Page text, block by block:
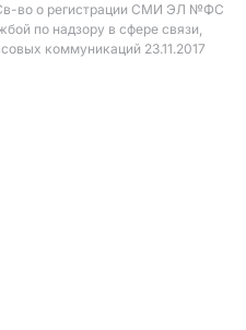
во о регистрации СМИ ЭЛ №ФС
по надзору в сфере связи,
коммуникаций 23.11.2017